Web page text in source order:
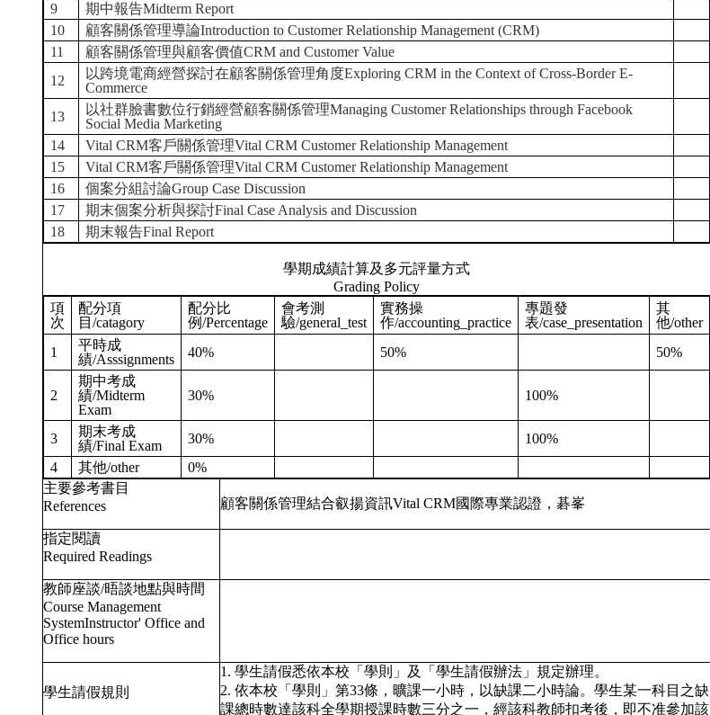
9
期中報告Midterm Report
10
顧客關係管理導論Introduction to Customer Relationship Management (CRM)
11
顧客關係管理與顧客價值CRM and Customer Value
12
以跨境電商經營探討在顧客關係管理角度Exploring CRM in the Context of Cross-Border E-
Commerce
13
以社群臉書數位行銷經營顧客關係管理Managing Customer Relationships through Facebook
Social Media Marketing
14
Vital CRM客戶關係管理Vital CRM Customer Relationship Management
15
Vital CRM客戶關係管理Vital CRM Customer Relationship Management
16
個案分組討論Group Case Discussion
17
期末個案分析與探討Final Case Analysis and Discussion
18
期末報告Final Report
學期成績計算及多元評量方式
Grading Policy
項
次
配分項
目/catagory
配分比
例/Percentage
會考測
驗/general_test
實務操
作/accounting_practice
專題發
表/case_presentation
其
他/other
1
平時成
績/Asssignments
40% 50% 50%
2
期中考成
績/Midterm
Exam
30% 100%
3
期末考成
績/Final Exam
30%
100%
4
其他/other
0%
主要參考書目
References
顧客關係管理結合叡揚資訊Vital CRM國際專業認證，碁峯
指定閱讀
Required Readings
教師座談/晤談地點與時間
Course Management
SystemInstructor' Office and
Office hours
學生請假規則
1. 學生請假悉依本校「學則」及「學生請假辦法」規定辦理。
2. 依本校「學則」第33條，曠課一小時，以缺課二小時論。學生某一科目之缺
課總時數達該科全學期授課時數三分之一，經該科教師扣考後，即不准參加該